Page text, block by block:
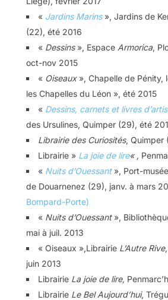
« Jardins Marins», Jardins de
(22), été 2016
« Dessins», Espace Armorica,
oct-nov 2015
« Oiseaux», Chapelle de Pénity,
les Chapelles du Léon », été 2015
« Dessins, carnets et livres
des Ursulines, Quimper (29), été
Librairie des Curiosités, Quimper
Librairie » La joie de lire« ,
« Nuits d’Ouessant», Port-
de Douarnenez (29), janv. à mars
Bompard-Porte)
« Nuits d’Ouessant»,
mai à juil. 2013
« Oiseaux »,Librairie L’Autre Rive
juin 2013
Librairie La joie de lire,
Librairie Le Bel Aujourd’hui,